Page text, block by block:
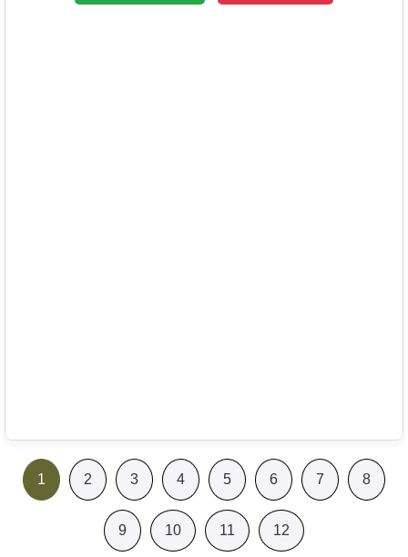
1 2 3 4 5 6 7 8
9 10 11 12